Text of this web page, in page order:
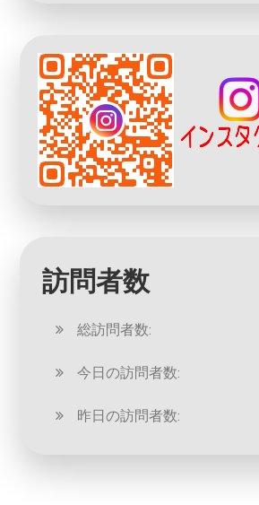
訪問者数
総訪問者数:
今日の訪問者数:
昨日の訪問者数: